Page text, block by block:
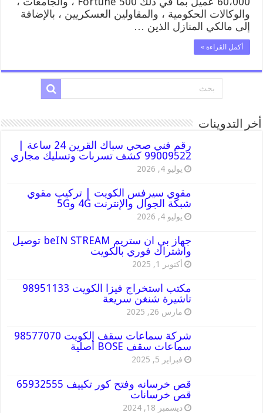
والوكالات الحكومية ، والمقاولين العسكريين ، بالإضافة
إلى مالكي المنازل الذين …
أكمل القراءة »
أخر التدوينات
رقم فني صحي سباك القرين 24 ساعة |
99009522 كشف تسربات وتسليك مجاري
يوليو 4, 2026
مقوي سيرفس الكويت | تركيب مقوي
شبكة الجوال والإنترنت 4G و5G
يوليو 4, 2026
جهاز بي ان ستريم beIN STREAM توصيل
واشتراك فوري بالكويت
أكتوبر 1, 2025
مكتب استخراج فيزا الكويت 98951133
تاشيرة شنغن سريعة
مارس 26, 2025
شركة سماعات سقف الكويت 98577070
سماعات سقف BOSE أصلية
فبراير 5, 2025
قص خرسانه وفتح كور تكييف 65932555
قص خرسانات
ديسمبر 18, 2024